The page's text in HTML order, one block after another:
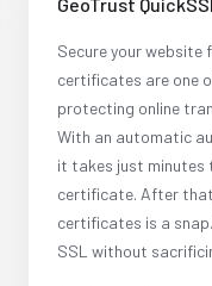
Secure your website
certificates are one
protecting online
With an automatic
it takes just minutes
certificate. After
certificates is a
SSL without